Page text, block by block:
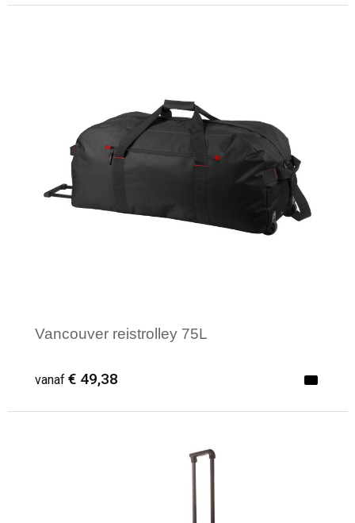
Vancouver reistrolley 75L
vanaf € 49,38